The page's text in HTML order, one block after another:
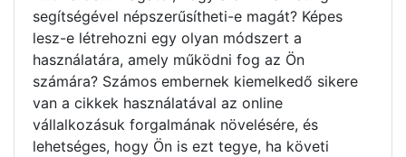
segítségével népszerűsítheti-e magát? Képes
lesz-e létrehozni egy olyan módszert a
használatára, amely működni fog az Ön
számára? Számos embernek kiemelkedő sikere
van a cikkek használatával az online
vállalkozásuk forgalmának növelésére, és
lehetséges, hogy Ön is ezt tegye, ha követi